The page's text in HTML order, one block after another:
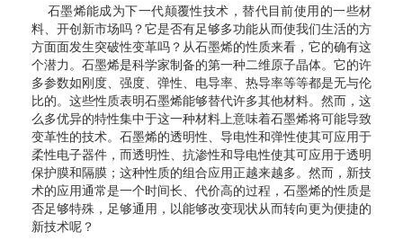
石墨烯能成为下一代颠覆性技术，替代目前使用的一些材
料、开创新市场吗？它是否有足够多功能从而使我们生活的方
方面面发生突破性变革吗？从石墨烯的性质来看，它的确有这
个潜力。石墨烯是科学家制备的第一种二维原子晶体。它的许
多参数如刚度、强度、弹性、电导率、热导率等等都是无与伦
比的。这些性质表明石墨烯能够替代许多其他材料。然而，这
么多优异的特性集中于这一种材料上意味着石墨烯将可能导致
变革性的技术。石墨烯的透明性、导电性和弹性使其可应用于
柔性电子器件，而透明性、抗渗性和导电性使其可应用于透明
保护膜和隔膜；这种性质的组合应用正越来越多。然而，新技
术的应用通常是一个时间长、代价高的过程，石墨烯的性质是
否足够特殊，足够通用，以能够改变现状从而转向更为便捷的
新技术呢？